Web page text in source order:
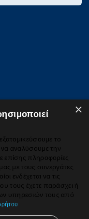
Notice
×
το
να αναλύσουμε την
επίσης πληροφορίες
με τους συνεργάτες
ενδέχεται να τις
τους έχετε παράσχει ή
υπηρεσιών τους από